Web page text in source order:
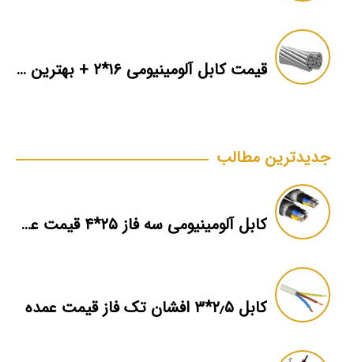
قیمت کابل آلومینیومی ۱۶*۲ + بهترین برند بازار + اطلاعات فنی
جدیدترین مطالب
کابل آلومینیومی سه فاز ۲۵*۴ قیمت عمده
کابل ۲٫۵*۳ افشان تک فاز قیمت عمده